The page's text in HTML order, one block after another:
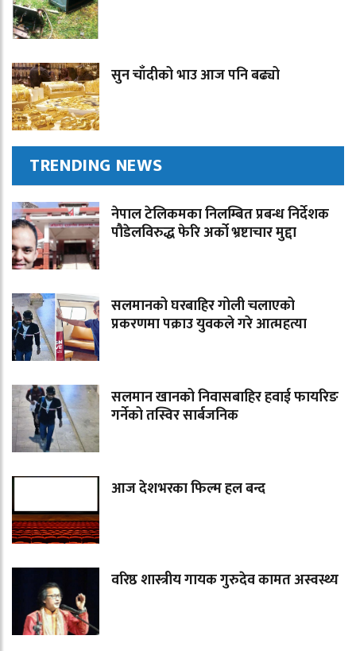
सुन चाँदीको भाउ आज पनि बढ्यो
TRENDING NEWS
नेपाल टेलिकमका निलम्बित प्रबन्ध निर्देशक
पौडेलविरुद्ध फेरि अर्को भ्रष्टाचार मुद्दा
सलमानको घरबाहिर गोली चलाएको
प्रकरणमा पक्राउ युवकले गरे आत्महत्या
सलमान खानको निवासबाहिर हवाई फायरिङ
गर्नेको तस्विर सार्बजनिक
आज देशभरका फिल्म हल बन्द
वरिष्ठ शास्त्रीय गायक गुरुदेव कामत अस्वस्थ्य